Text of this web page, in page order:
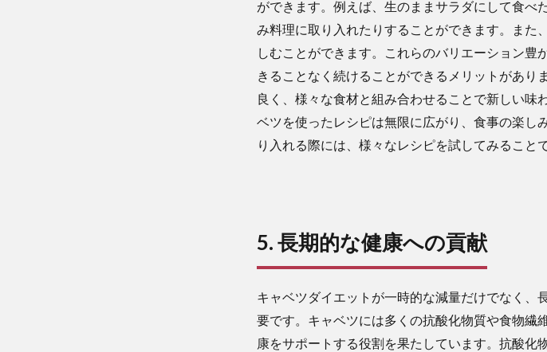
ができます。例えば、生のままサラダにして食べ
み料理に取り入れたりすることができます。また
しむことができます。これらのバリエーション
きることなく続けることができるメリットがあり
良く、様々な食材と組み合わせることで新しい味
ベツを使ったレシピは無限に広がり、食事の楽し
り入れる際には、様々なレシピを試してみること
5. 長期的な健康への貢献
キャベツダイエットが一時的な減量だけでなく、
要です。キャベツには多くの抗酸化物質や食物繊
康をサポートする役割を果たしています。抗酸化